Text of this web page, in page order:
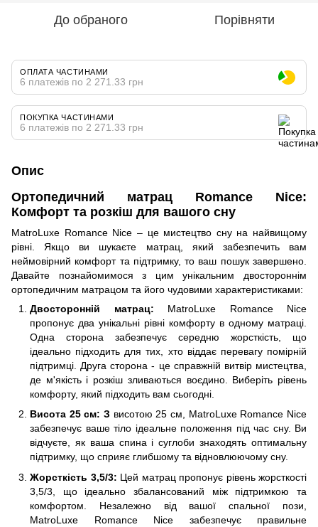
До обраного Порівняти
ОПЛАТА ЧАСТИНАМИ
6 платежів по 2 271.33 грн
ПОКУПКА ЧАСТИНАМИ
6 платежів по 2 271.33 грн
Опис
Ортопедичний матрац Romance Nice:
Комфорт та розкіш для вашого сну
MatroLuxe Romance Nice – це мистецтво сну на найвищому
рівні. Якщо ви шукаєте матрац, який забезпечить вам
неймовірний комфорт та підтримку, то ваш пошук завершено.
Давайте познайомимося з цим унікальним двостороннім
ортопедичним матрацом та його чудовими характеристиками:
Двосторонній матрац: MatroLuxe Romance Nice
пропонує два унікальні рівні комфорту в одному матраці.
Одна сторона забезпечує середню жорсткість, що
ідеально підходить для тих, хто віддає перевагу помірній
підтримці. Друга сторона - це справжній витвір мистецтва,
де м'якість і розкіш зливаються воєдино. Виберіть рівень
комфорту, який підходить вам сьогодні.
Висота 25 см: З висотою 25 см, MatroLuxe Romance Nice
забезпечує ваше тіло ідеальне положення під час сну. Ви
відчуєте, як ваша спина і суглоби знаходять оптимальну
підтримку, що сприяє глибшому та відновлюючому сну.
Жорсткість 3,5/3: Цей матрац пропонує рівень жорсткості
3,5/3, що ідеально збалансований між підтримкою та
комфортом. Незалежно від вашої спальної пози,
MatroLuxe Romance Nice забезпечує правильне